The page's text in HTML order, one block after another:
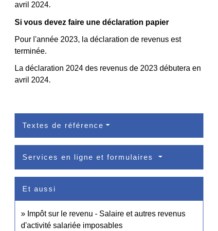
avril 2024.
Si vous devez faire une déclaration papier
Pour l'année 2023, la déclaration de revenus est
terminée.
La déclaration 2024 des revenus de 2023 débutera en
avril 2024.
Textes de référence
Services en ligne et formulaires
Et aussi
Impôt sur le revenu - Salaire et autres revenus
d'activité salariée imposables